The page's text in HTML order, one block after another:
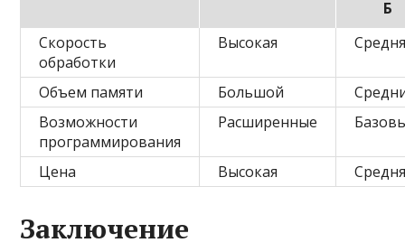
Б
Скорость
обработки
Высокая
Объем памяти Большой
Возможности
программирования
Расширенные
Цена Высокая
Заключение